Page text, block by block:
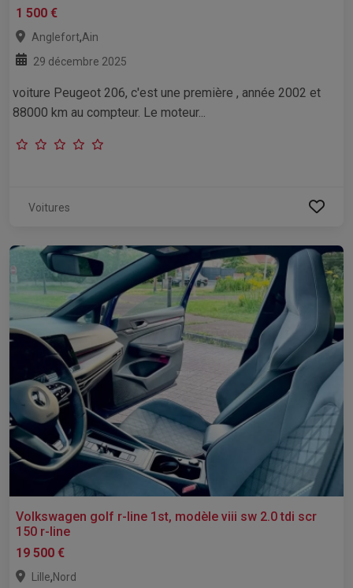
1 500 €
Anglefort,Ain
29 décembre 2025
voiture Peugeot 206, c'est une première , année 2002 et
88000 km au compteur. Le moteur...
Voitures
Volkswagen golf r-line 1st, modèle viii sw 2.0 tdi scr
150 r-line
19 500 €
Lille,Nord